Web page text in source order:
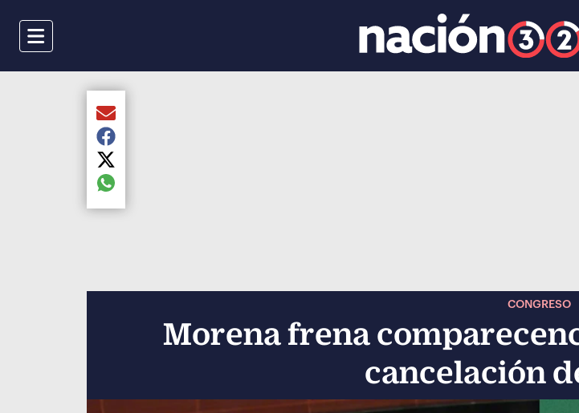
Menu
CONGRESO
Morena frena
cancelación
Compartir el artículo actual mediante Email
Compartir el artículo actual mediante Facebook
Compartir el artículo actual mediante Twitter
Compartir el artículo actual mediante global.social-whatsapp